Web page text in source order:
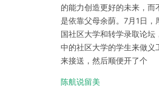
的能力创造更好的未来，而
是依靠父母余荫。7月1日，
国社区大学和转学录取论坛
中的社区大学的学生来做义
来接送，然后顺便开了个
陈航说留美